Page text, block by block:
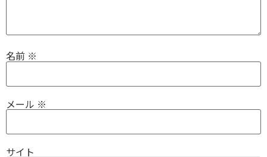
名前 ※
メール ※
サイト